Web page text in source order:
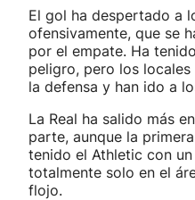
El gol ha despertado a
ofensivamente, que se
por el empate. Ha
peligro, pero los
la defensa y han ido a
La Real ha salido más
parte, aunque la
tenido el Athletic con
totalmente solo en el
flojo.